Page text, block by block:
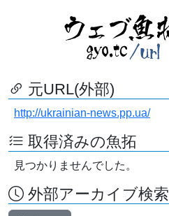
元URL(外部)
http://ukrainian-news.pp.ua/
取得済みの魚拓
見つかりませんでした。
外部アーカイブ検